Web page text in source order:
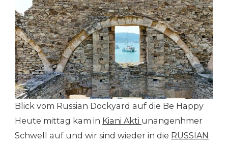
Blick vom Russian Dockyard auf die Be Happy
Heute mittag kam in Kiani Akti unangenhmer
Schwell auf und wir sind wieder in die RUSSIAN